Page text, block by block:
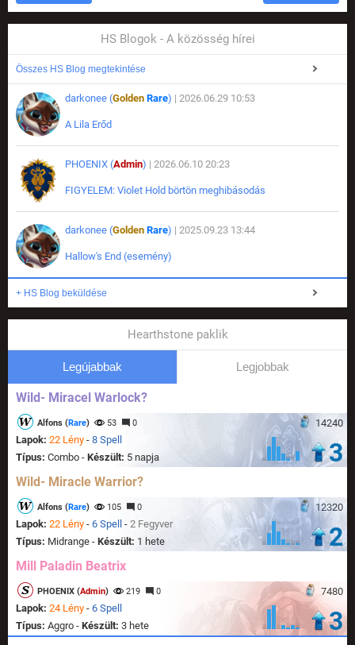
HS Blogok - A közösség hírei
Összes HS Blog megtekintése
darkonee (Golden Rare) | 2026.06.29 10:53
A Lila Erőd
PHOENIX (Admin) | 2026.06.10 20:23
FIGYELEM: Violet Hold börtön meghibásodás
darkonee (Golden Rare) | 2025.09.23 13:44
Hallow's End (esemény)
+ HS Blog beküldése
Hearthstone paklik
Legújabbak Legjobbak
Wild- Miracel Warlock?
14240
Alfons (Rare) 53 0
Lapok: 22 Lény - 8 Spell
Típus: Combo - Készült: 5 napja 3
Wild- Miracle Warrior?
12320
Alfons (Rare) 105 0
Lapok: 22 Lény - 6 Spell - 2 Fegyver
Típus: Midrange - Készült: 1 hete 2
Mill Paladin Beatrix
7480
PHOENIX (Admin) 219 0
Lapok: 24 Lény - 6 Spell
Típus: Aggro - Készült: 3 hete 3